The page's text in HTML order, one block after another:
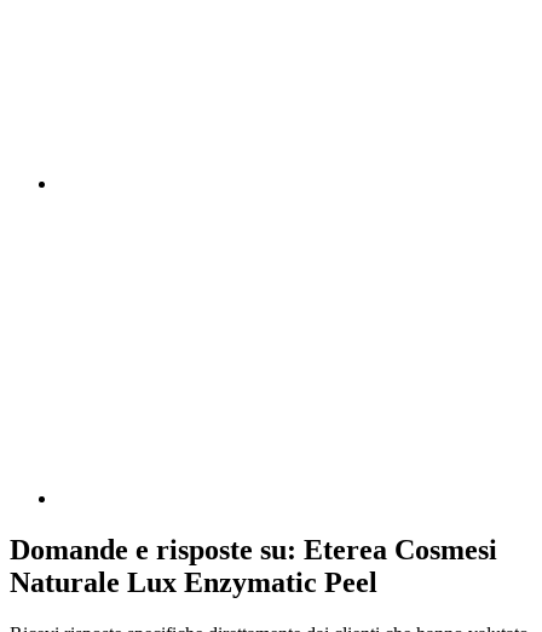
Domande e risposte su: Eterea Cosmesi
Naturale Lux Enzymatic Peel